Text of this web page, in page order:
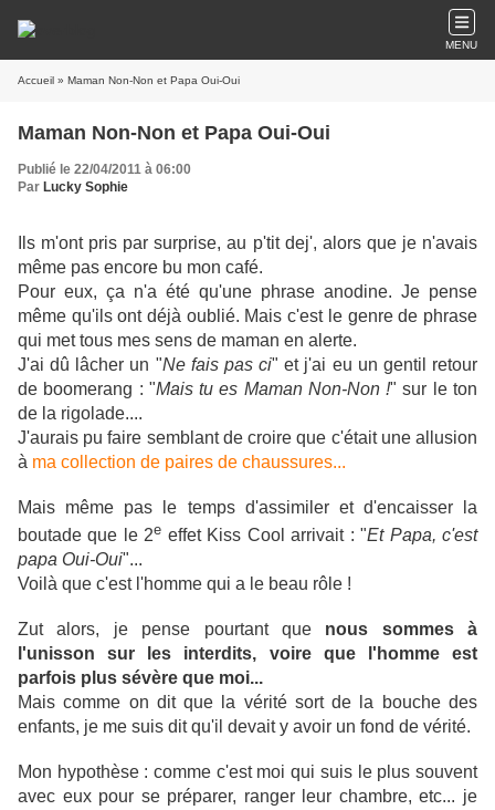
MENU
Accueil » Maman Non-Non et Papa Oui-Oui
Maman Non-Non et Papa Oui-Oui
Publié le 22/04/2011 à 06:00
Par Lucky Sophie
Ils m'ont pris par surprise, au p'tit dej', alors que je n'avais
même pas encore bu mon café.
Pour eux, ça n'a été qu'une phrase anodine. Je pense
même qu'ils ont déjà oublié. Mais c'est le genre de phrase
qui met tous mes sens de maman en alerte.
J'ai dû lâcher un "Ne fais pas ci" et j'ai eu un gentil retour
de boomerang : "Mais tu es Maman Non-Non !" sur le ton
de la rigolade....
J'aurais pu faire semblant de croire que c'était une allusion
à ma collection de paires de chaussures...
Mais même pas le temps d'assimiler et d'encaisser la
boutade que le 2e effet Kiss Cool arrivait : "Et Papa, c'est
papa Oui-Oui"...
Voilà que c'est l'homme qui a le beau rôle !
Zut alors, je pense pourtant que nous sommes à
l'unisson sur les interdits, voire que l'homme est
parfois plus sévère que moi...
Mais comme on dit que la vérité sort de la bouche des
enfants, je me suis dit qu'il devait y avoir un fond de vérité.
Mon hypothèse : comme c'est moi qui suis le plus souvent
avec eux pour se préparer, ranger leur chambre, etc... je